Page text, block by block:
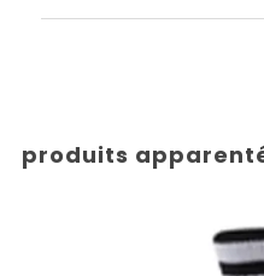
produits